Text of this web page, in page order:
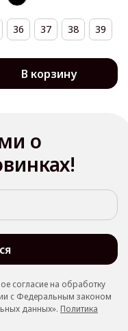
36 37 38 39
В корзину
о
согласие на обработку
с Федеральным законом
данных». Политика